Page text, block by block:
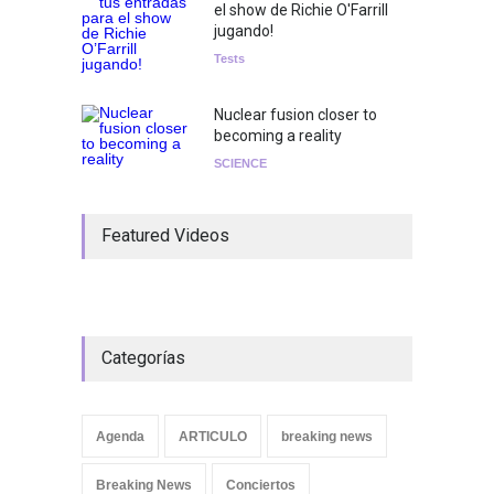
el show de Richie O'Farrill
jugando!
Tests
Nuclear fusion closer to
becoming a reality
SCIENCE
Featured Videos
Categorías
Agenda ARTICULO breaking news
Breaking News Conciertos